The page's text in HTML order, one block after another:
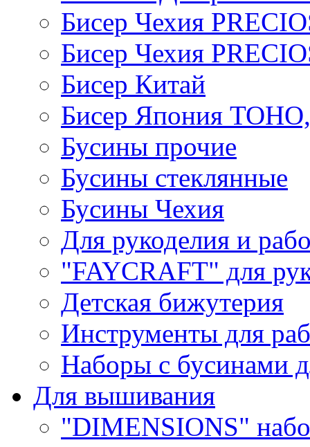
Бисер Чехия
Бисер Чехия
Бисер Китай
Бисер Япония
Бусины прочие
Бусины стеклянные
Бусины Чехия
Для рукоделия и
"FAYCRAFT" для
Детская бижутерия
Инструменты для
Наборы с бусинами
Для вышивания
"DIMENSIONS"